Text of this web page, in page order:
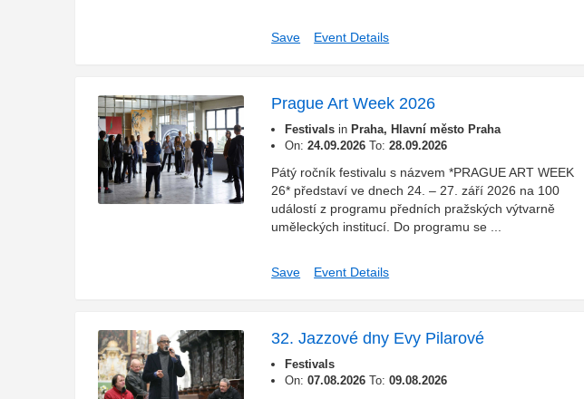
Save Event Details
Prague Art Week 2026
Festivals in Praha, Hlavní město Praha
On:24.09.2026 To:28.09.2026
Pátý ročník festivalu s názvem *PRAGUE ART WEEK
26* představí ve dnech 24. – 27. září 2026 na 100
událostí z programu předních pražských výtvarně
uměleckých institucí. Do programu se ...
Save Event Details
32. Jazzové dny Evy Pilarové
Festivals
On:07.08.2026 To:09.08.2026